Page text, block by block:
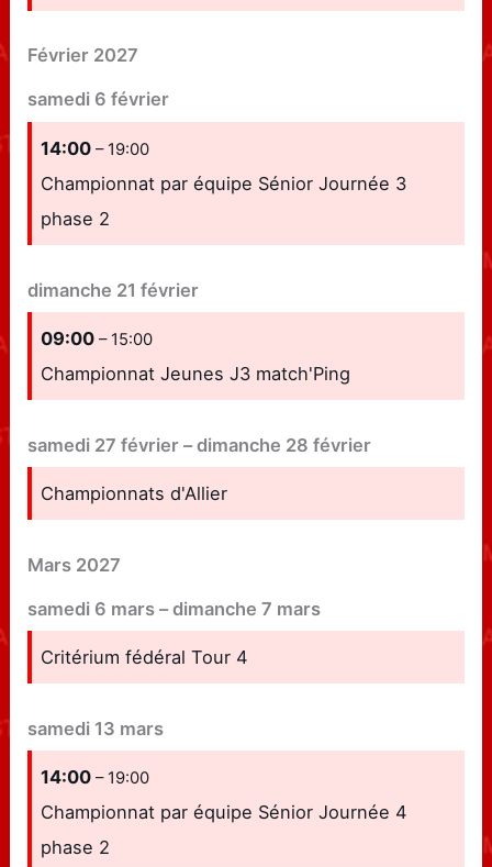
Février 2027
samedi 6 février
14:00– 19:00
Championnat par équipe Sénior Journée 3
phase 2
dimanche 21 février
09:00– 15:00
Championnat Jeunes J3 match'Ping
samedi 27 février –dimanche 28 février
Championnats d'Allier
Mars 2027
samedi 6 mars –dimanche 7 mars
Critérium fédéral Tour 4
samedi 13 mars
14:00– 19:00
Championnat par équipe Sénior Journée 4
phase 2